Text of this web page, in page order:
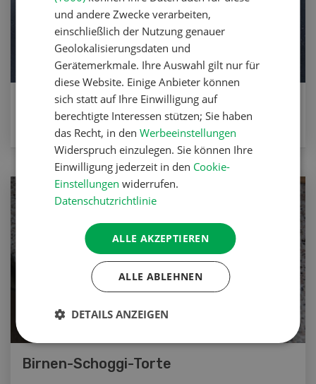
Hefewähe mit Lauch und Greyerzer
ZUM REZEPT
Birnen-Schoggi-Torte
und andere Zwecke verarbeiten,
einschließlich der Nutzung genauer
Geolokalisierungsdaten und
Gerätemerkmale. Ihre Auswahl gilt nur für
diese Website. Einige Anbieter können
sich statt auf Ihre Einwilligung auf
berechtigte Interessen stützen; Sie haben
das Recht, in denWerbeeinstellungen
Widerspruch einzulegen. Sie können Ihre
Einwilligung jederzeit in den Cookie-
Einstellungen widerrufen.
Datenschutzrichtlinie
ALLE AKZEPTIEREN
ALLE ABLEHNEN
DETAILS ANZEIGEN